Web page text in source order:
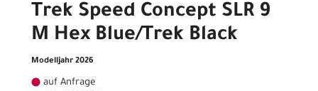
Trek Speed Concept SLR 9
M Hex Blue/Trek Black
Modelljahr 2026
auf Anfrage